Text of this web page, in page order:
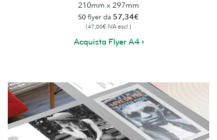
210mm x 297mm
50 flyer da 57,34€
(47,00€ IVA escl.)
Acquista Flyer A4